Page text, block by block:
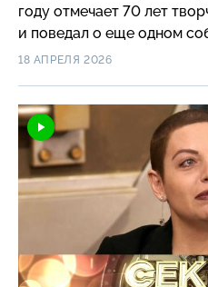
году отмечает 70 лет
и поведал о еще одном
младшего Пьехи. Но и это
были посвящены только
мама и бабушка.
18 АПРЕЛЯ 2026